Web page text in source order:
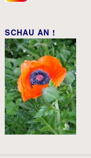
SCHAU AN !